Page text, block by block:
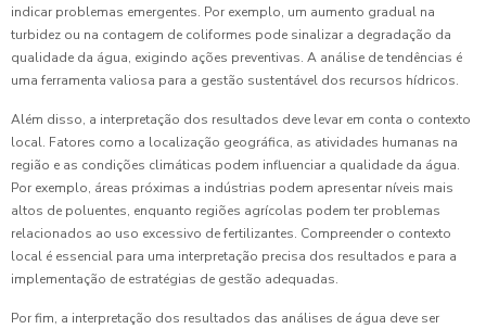
indicar problemas emergentes. Por exemplo, um aumento gradual na
turbidez ou na contagem de coliformes pode sinalizar a degradação da
qualidade da água, exigindo ações preventivas. A análise de tendências é
uma ferramenta valiosa para a gestão sustentável dos recursos hídricos.
Além disso, a interpretação dos resultados deve levar em conta o contexto
local. Fatores como a localização geográfica, as atividades humanas na
região e as condições climáticas podem influenciar a qualidade da água.
Por exemplo, áreas próximas a indústrias podem apresentar níveis mais
altos de poluentes, enquanto regiões agrícolas podem ter problemas
relacionados ao uso excessivo de fertilizantes. Compreender o contexto
local é essencial para uma interpretação precisa dos resultados e para a
implementação de estratégias de gestão adequadas.
Por fim, a interpretação dos resultados das análises de água deve ser